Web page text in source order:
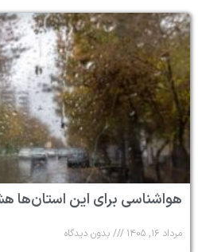
هواشناسی برای این استان‌ها
مرداد ۱۶, ۱۴۰۵ بدون دیدگاه